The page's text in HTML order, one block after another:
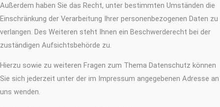
Außerdem haben Sie das Recht, unter bestimmten Umständen die
Einschränkung der Verarbeitung Ihrer personenbezogenen Daten zu
verlangen. Des Weiteren steht Ihnen ein Beschwerderecht bei der
zuständigen Aufsichtsbehörde zu.
Hierzu sowie zu weiteren Fragen zum Thema Datenschutz können
Sie sich jederzeit unter der im Impressum angegebenen Adresse an
uns wenden.